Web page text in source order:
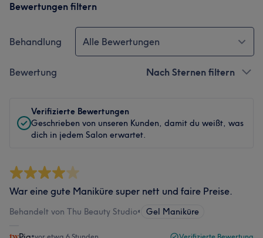
Bewertungen filtern
Behandlung Alle Bewertungen
Bewertung Nach Sternen filtern
Verifizierte Bewertungen
Geschrieben von unseren Kunden, damit du weißt, was
dich in jedem Salon erwartet.
War eine gute Maniküre super nett und faire Preise.
Behandelt von Thu Beauty Studio• Gel Maniküre